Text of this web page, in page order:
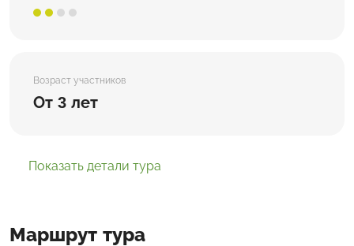
Возраст участников
От 3 лет
Показать детали тура
Маршрут тура